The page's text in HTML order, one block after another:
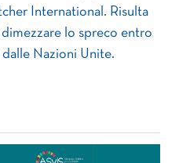
International. Risulta
lo spreco entro
Nazioni Unite.